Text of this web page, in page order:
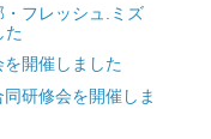
・フレッシュ.ミズ
た
開催しました
研修会を開催しま